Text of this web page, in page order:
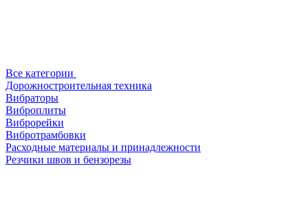
Все категории
Дорожностроительная техника
Вибраторы
Виброплиты
Виброрейки
Вибротрамбовки
Расходные материалы и принадлежности
Резчики швов и бензорезы